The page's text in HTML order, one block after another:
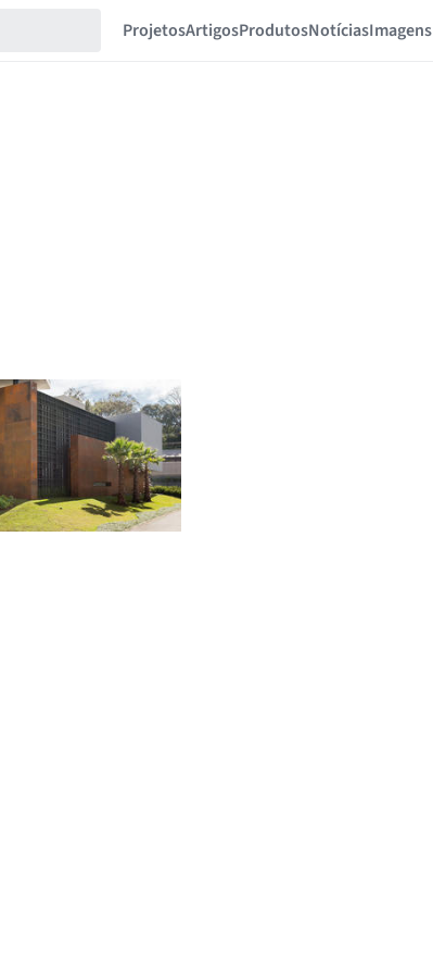
ProjetosArtigosProdutosNotíciasImagens